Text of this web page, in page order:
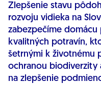
Zlepšenie stavu
rozvoju vidieka na
zabezpečíme
kvalitných potravín,
šetrnými k životnému
ochranou biodiverzity
na zlepšenie